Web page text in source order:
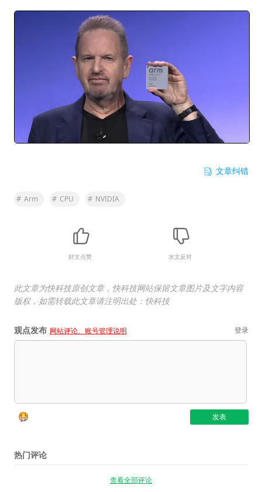
文章纠错
# Arm # CPU # NVIDIA
好文点赞 水文反对
此文章为快科技原创文章，快科技网站保留文章图片及文字内容
版权，如需转载此文章请注明出处：快科技
观点发布 网站评论、账号管理说明 登录
热门评论
查看全部评论